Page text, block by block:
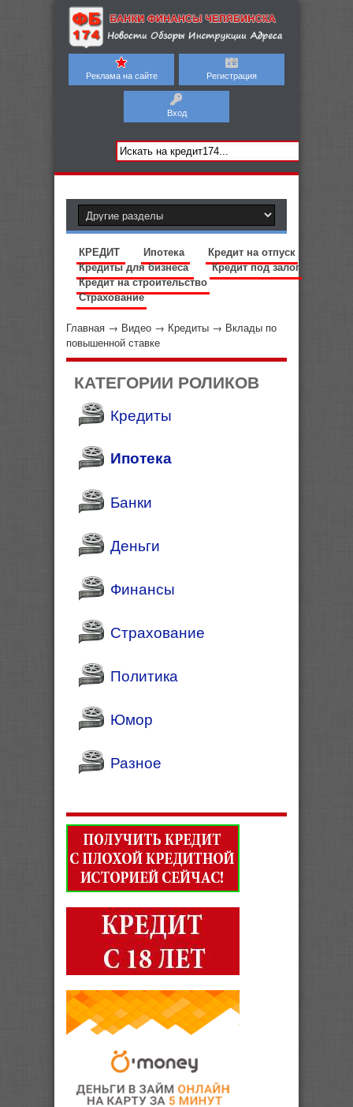
Реклама на сайте Регистрация
Вход
КРЕДИТ Ипотека
Кредит на отпуск
Кредиты для бизнеса
Кредит под залог
Кредит на строительство
Страхование
Главная → Видео → Кредиты → Вклады по
повышенной ставке
КАТЕГОРИИ РОЛИКОВ
Кредиты
Ипотека
Банки
Деньги
Финансы
Страхование
Политика
Юмор
Разное